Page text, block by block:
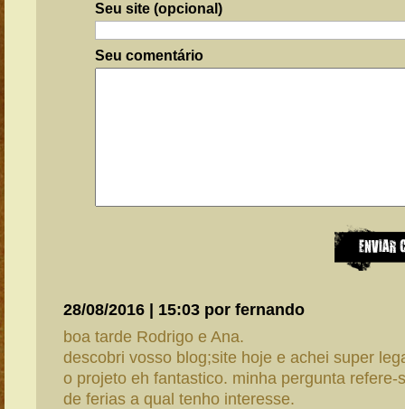
Seu site (opcional)
Seu comentário
28/08/2016 | 15:03 por fernando
boa tarde Rodrigo e Ana.
descobri vosso blog;site hoje e achei super
o projeto eh fantastico. minha pergunta refere-
de ferias a qual tenho interesse.